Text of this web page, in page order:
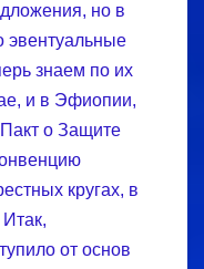
но в
эвентуальные
знаем по их
и в Эфиопии,
о Защите
кругах, в
от основ